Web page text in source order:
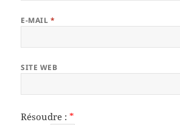
E-MAIL *
SITE WEB
Résoudre :*